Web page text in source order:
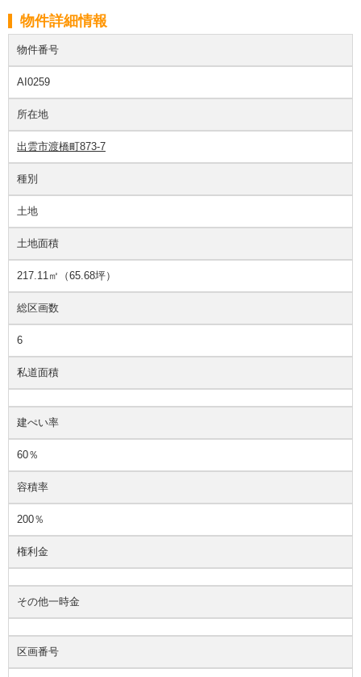
物件詳細情報
物件番号
AI0259
所在地
出雲市渡橋町873-7
種別
土地
土地面積
217.11㎡（65.68坪）
総区画数
6
私道面積
建ぺい率
60％
容積率
200％
権利金
その他一時金
区画番号